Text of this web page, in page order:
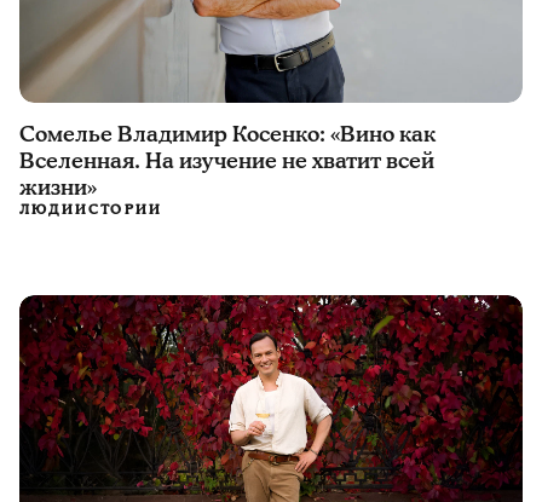
Сомелье Владимир Косенко: «Вино как
Вселенная. На изучение не хватит всей
жизни»
ЛЮДИИСТОРИИ